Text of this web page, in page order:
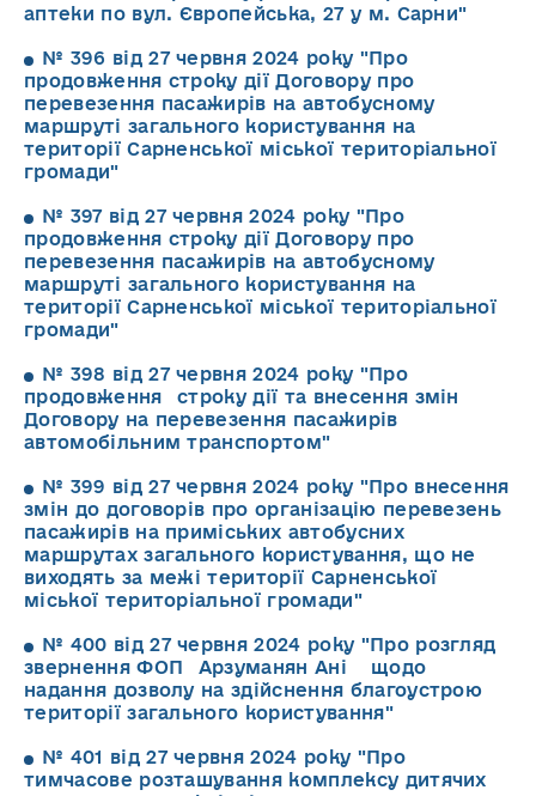
аптеки по вул. Європейська, 27 у м. Сарни"
№ 396 від 27 червня 2024 року "Про
продовження строку дії Договору про
перевезення пасажирів на автобусному
маршруті загального користування на
території Сарненської міської територіальної
громади"
№ 397 від 27 червня 2024 року "Про
продовження строку дії Договору про
перевезення пасажирів на автобусному
маршруті загального користування на
території Сарненської міської територіальної
громади"
№ 398 від 27 червня 2024 року "Про
продовження строку дії та внесення змін
Договору на перевезення пасажирів
автомобільним транспортом"
№ 399 від 27 червня 2024 року "Про внесення
змін до договорів про організацію перевезень
пасажирів на приміських автобусних
маршрутах загального користування, що не
виходять за межі території Сарненської
міської територіальної громади"
№ 400 від 27 червня 2024 року "Про розгляд
звернення ФОП Арзуманян Ані щодо
надання дозволу на здійснення благоустрою
території загального користування"
№ 401 від 27 червня 2024 року "Про
тимчасове розташування комплексу дитячих